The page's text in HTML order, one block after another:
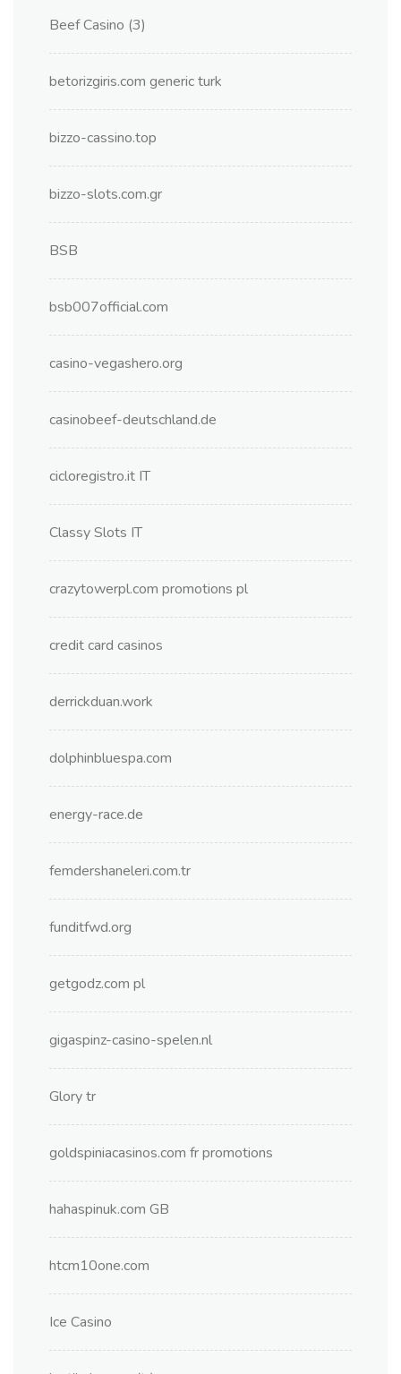
Beef Casino (3)
betorizgiris.com generic turk
bizzo-cassino.top
bizzo-slots.com.gr
BSB
bsb007official.com
casino-vegashero.org
casinobeef-deutschland.de
cicloregistro.it IT
Classy Slots IT
crazytowerpl.com promotions pl
credit card casinos
derrickduan.work
dolphinbluespa.com
energy-race.de
femdershaneleri.com.tr
funditfwd.org
getgodz.com pl
gigaspinz-casino-spelen.nl
Glory tr
goldspiniacasinos.com fr promotions
hahaspinuk.com GB
htcm10one.com
Ice Casino